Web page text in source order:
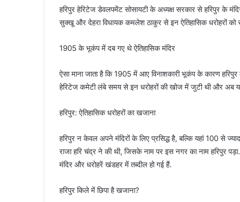
हरिपुर हेरिटेज डेवलपमेंट सोसायटी के अध्यक्ष सरकार से हरिपुर के
सुक्खू और देहरा विधायक कमलेश ठाकुर से इन ऐतिहासिक धरोहरों को
1905 के भूकंप में दब गए थे ऐतिहासिक मंदिर
ऐसा माना जाता है कि 1905 में आए विनाशकारी भूकंप के कारण
हेरिटेज कमेटी लंबे समय से इन धरोहरों की खोज में जुटी थी और अब
हरिपुर: ऐतिहासिक धरोहरों का खजाना
हरिपुर न केवल अपने मंदिरों के लिए प्रसिद्ध है, बल्कि यहां 100 से
राजा हरि चंद्र ने की थी, जिसके नाम पर इस नगर का नाम हरिपुर
मंदिर और धरोहरें खंडहर में तब्दील हो गई हैं.
हरिपुर किले में छिपा है खजाना?